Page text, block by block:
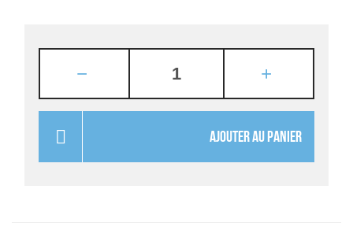
AJOUTER AU PANIER